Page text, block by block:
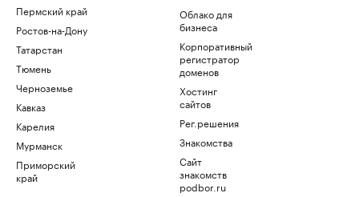
Пермский край
Ростов-на-Дону
Татарстан
Тюмень
Черноземье
Кавказ
Карелия
Мурманск
Приморский
край
Облако для
бизнеса
Корпоративный
регистратор
доменов
Хостинг
сайтов
Рег.решения
Знакомства
Сайт
знакомств
podbor.ru